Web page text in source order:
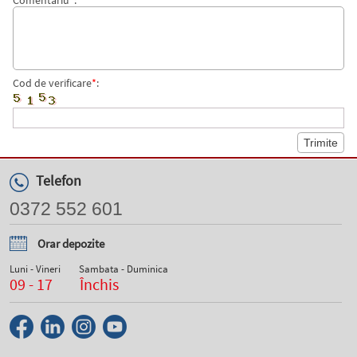
Cod de verificare*:
Telefon
0372 552 601
Orar depozite
Luni - Vineri
09 - 17
Sambata - Duminica
Închis